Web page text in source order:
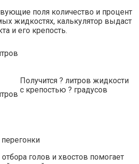
поля количество и процент
жидкостях, калькулятор выдаст
и его крепость.
Получится ? литров жидкости
с крепостью ? градусов
голов и хвостов помогает